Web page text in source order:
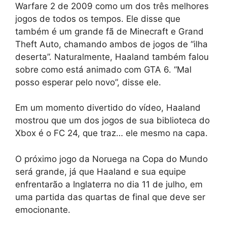
Warfare 2 de 2009 como um dos três melhores
jogos de todos os tempos. Ele disse que
também é um grande fã de Minecraft e Grand
Theft Auto, chamando ambos de jogos de “ilha
deserta”. Naturalmente, Haaland também falou
sobre como está animado com GTA 6. “Mal
posso esperar pelo novo”, disse ele.
Em um momento divertido do vídeo, Haaland
mostrou que um dos jogos de sua biblioteca do
Xbox é o FC 24, que traz… ele mesmo na capa.
O próximo jogo da Noruega na Copa do Mundo
será grande, já que Haaland e sua equipe
enfrentarão a Inglaterra no dia 11 de julho, em
uma partida das quartas de final que deve ser
emocionante.